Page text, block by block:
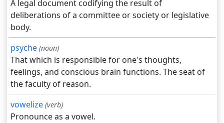
A legal document codifying the result of
deliberations of a committee or society or legislative
body.
psyche (noun)
That which is responsible for one's thoughts,
feelings, and conscious brain functions. The seat of
the faculty of reason.
vowelize (verb)
Pronounce as a vowel.